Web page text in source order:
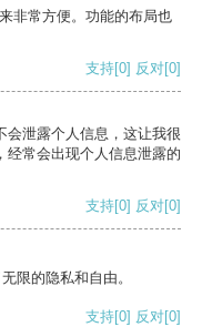
非常方便。功能的布局也
支持[0] 反对[0]
会泄露个人信息，这让我很
经常会出现个人信息泄露的
支持[0] 反对[0]
限的隐私和自由。
支持[0] 反对[0]